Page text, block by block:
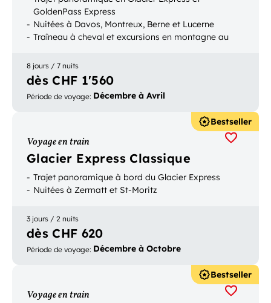
GoldenPass Express
Nuitées à Davos, Montreux, Berne et Lucerne
Traîneau à cheval et excursions en montagne au
8 jours / 7 nuits
dès CHF 1'560
Période de voyage: Décembre à Avril
Bestseller
Voyage en train
Glacier Express Classique
Trajet panoramique à bord du Glacier Express
Nuitées à Zermatt et St-Moritz
3 jours / 2 nuits
dès CHF 620
Période de voyage: Décembre à Octobre
Bestseller
Voyage en train